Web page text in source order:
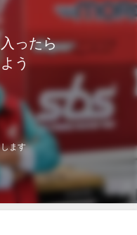
ったら
う
ます